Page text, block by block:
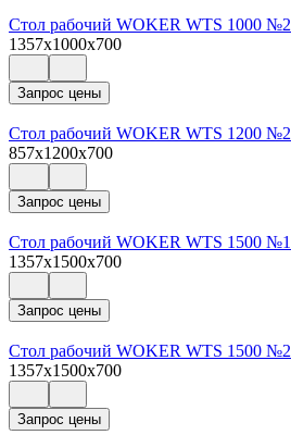
Стол рабочий WOKER WTS 1000 №2
1357x1000x700
Запрос цены
Стол рабочий WOKER WTS 1200 №2
857x1200x700
Запрос цены
Стол рабочий WOKER WTS 1500 №1
1357x1500x700
Запрос цены
Стол рабочий WOKER WTS 1500 №2
1357x1500x700
Запрос цены